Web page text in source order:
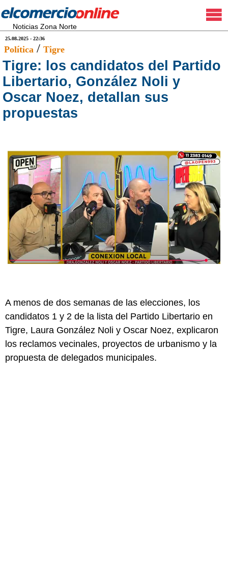
Noticias Zona Norte
25.08.2025 - 22:36
Política / Tigre
Tigre: los candidatos del Partido
Libertario, González Noli y
Oscar Noez, detallan sus
propuestas
A menos de dos semanas de las elecciones, los
candidatos 1 y 2 de la lista del Partido Libertario en
Tigre, Laura González Noli y Oscar Noez, explicaron
los reclamos vecinales, proyectos de urbanismo y la
propuesta de delegados municipales.